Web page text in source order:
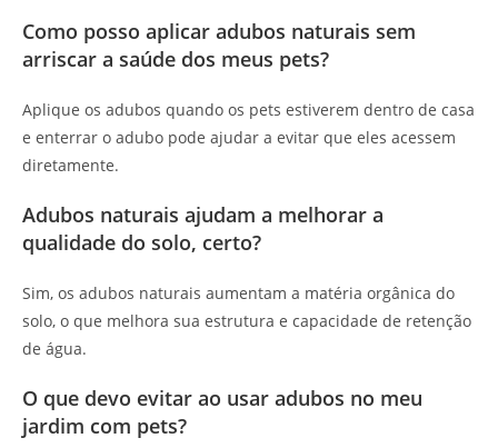
Como posso aplicar adubos naturais sem
arriscar a saúde dos meus pets?
Aplique os adubos quando os pets estiverem dentro de casa
e enterrar o adubo pode ajudar a evitar que eles acessem
diretamente.
Adubos naturais ajudam a melhorar a
qualidade do solo, certo?
Sim, os adubos naturais aumentam a matéria orgânica do
solo, o que melhora sua estrutura e capacidade de retenção
de água.
O que devo evitar ao usar adubos no meu
jardim com pets?